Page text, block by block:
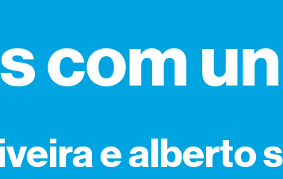
com
e alberto